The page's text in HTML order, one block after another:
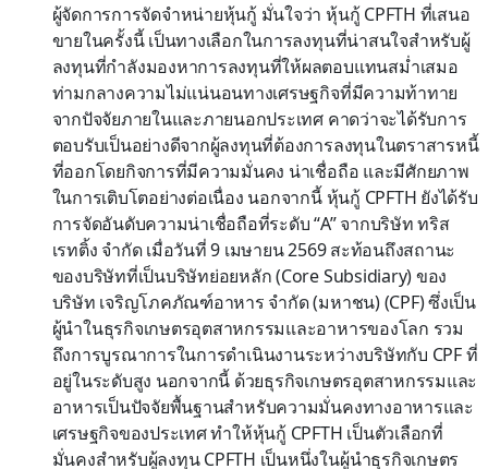
ผู้จัดการการจัดจำหน่ายหุ้นกู้ มั่นใจว่า หุ้นกู้ CPFTH ที่เสนอ
ขายในครั้งนี้ เป็นทางเลือกในการลงทุนที่น่าสนใจสำหรับผู้
ลงทุนที่กำลังมองหาการลงทุนที่ให้ผลตอบแทนสม่ำเสมอ
ท่ามกลางความไม่แน่นอนทางเศรษฐกิจที่มีความท้าทาย
จากปัจจัยภายในและภายนอกประเทศ คาดว่าจะได้รับการ
ตอบรับเป็นอย่างดีจากผู้ลงทุนที่ต้องการลงทุนในตราสารหนี้
ที่ออกโดยกิจการที่มีความมั่นคง น่าเชื่อถือ และมีศักยภาพ
ในการเติบโตอย่างต่อเนื่อง นอกจากนี้ หุ้นกู้ CPFTH ยังได้รับ
การจัดอันดับความน่าเชื่อถือที่ระดับ “A” จากบริษัท ทริส
เรทติ้ง จำกัด เมื่อวันที่ 9 เมษายน 2569 สะท้อนถึงสถานะ
ของบริษัทที่เป็นบริษัทย่อยหลัก (Core Subsidiary) ของ
บริษัท เจริญโภคภัณฑ์อาหาร จำกัด (มหาชน) (CPF) ซึ่งเป็น
ผู้นำในธุรกิจเกษตรอุตสาหกรรมและอาหารของโลก รวม
ถึงการบูรณาการในการดำเนินงานระหว่างบริษัทกับ CPF ที่
อยู่ในระดับสูง นอกจากนี้ ด้วยธุรกิจเกษตรอุตสาหกรรมและ
อาหารเป็นปัจจัยพื้นฐานสำหรับความมั่นคงทางอาหารและ
เศรษฐกิจของประเทศ ทำให้หุ้นกู้ CPFTH เป็นตัวเลือกที่
มั่นคงสำหรับผู้ลงทุน CPFTH เป็นหนึ่งในผู้นำธุรกิจเกษตร